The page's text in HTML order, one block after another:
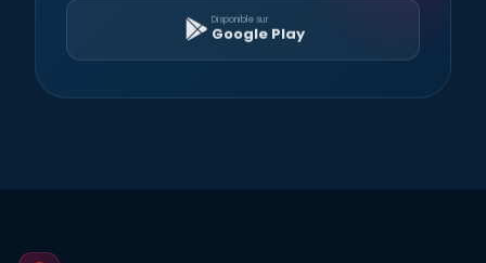
Disponible sur
Google Play